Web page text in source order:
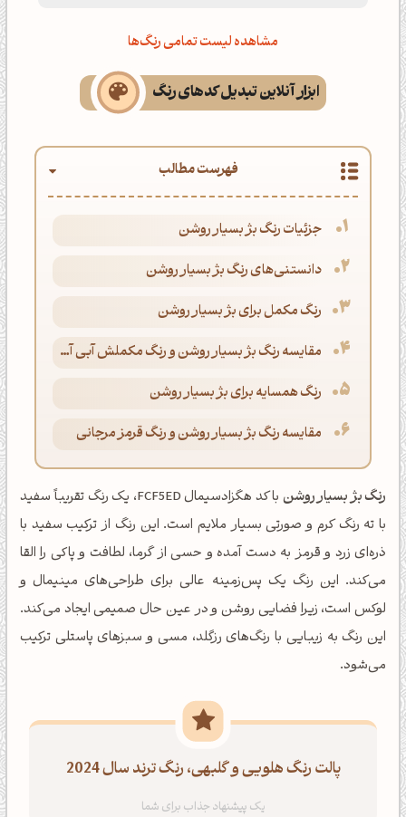
مشاهده لیست تمامی رنگ‌ها
ابزار آنلاین تبدیل کدهای رنگ
فهرست مطالب
جزئیات رنگ بژ بسیار روشن
دانستنی‌های رنگ بژ بسیار روشن
رنگ مکمل برای بژ بسیار روشن
مقایسه رنگ بژ بسیار روشن و رنگ مکملش آبی آسمانی
رنگ همسایه برای بژ بسیار روشن
مقایسه رنگ بژ بسیار روشن و رنگ قرمز مرجانی
رنگ بژ بسیار روشن
با کد هگزادسیمال FCF5ED، یک رنگ تقریباً سفید
با ته رنگ کرم و صورتی بسیار ملایم است. این رنگ از ترکیب سفید با
ذره‌ای زرد و قرمز به دست آمده و حسی از گرما، لطافت و پاکی را القا
می‌کند. این رنگ یک پس‌زمینه عالی برای طراحی‌های مینیمال و
لوکس است، زیرا فضایی روشن و در عین حال صمیمی ایجاد می‌کند.
این رنگ به زیبایی با رنگ‌های رزگلد، مسی و سبزهای پاستلی ترکیب
می‌شود.
پالت رنگ هلویی و گلبهی، رنگ ترند سال 2024